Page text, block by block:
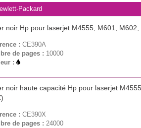
Packard
noir Hp pour laserjet M4555, M601,
:CE390A
de pages : 10000
:
noir haute capacité Hp pour laserjet
:CE390X
de pages :24000